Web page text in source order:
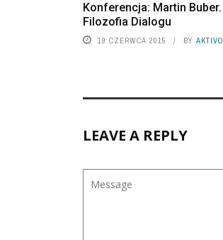
Konferencja: Martin Buber.
Filozofia Dialogu
19 CZERWCA 2015 BY AKTIVO
LEAVE A REPLY